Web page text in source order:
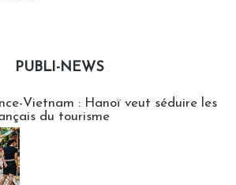
PUBLI-NEWS
Vietnam : Hanoï veut séduire les
du tourisme